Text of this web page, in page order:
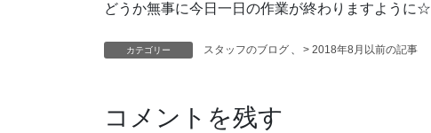
どうか無事に今日一日の作業が終わりますように☆
カテゴリー スタッフのブログ 、 > 2018年8月以前の記事
コメントを残す